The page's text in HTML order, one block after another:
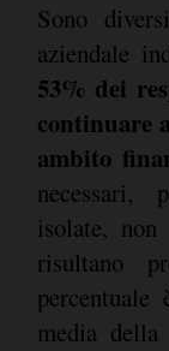
Sono
aziendale
53% dei
continuare
ambito
necessari,
isolate,
risultano
media